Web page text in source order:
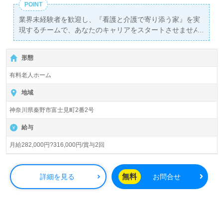
POINT
業界未経験者を歓迎し、『看護と介護で寄り添う家』を実
現するチームで、あなたのキャリアをスタートさせません
か？現在、介護職の正社員を募集しており、月給は
282,000円から316,000円、さらに年2回の賞与も支給され
る好条件です。勤務地は『秦野駅』から徒歩20分で、車通
勤も可能なので、アクセス面でも安心です。
入居定員30名のホスピス型住宅『ReHOPE秦野』では、全
室個室を完備し、利用者様一人ひとりに寄り添った対応が
可能です。私たちの施設は、ただの介護を提供するのでは
なく、ご利用者様やそのご家族と共に、心温まる時間を共
看護助手や介護職の経験がある方でも、共に成長し、感謝
の言葉が心に咲く瞬間を体験できる環境が整っています。
私たちのチームでは、24時間365日体制で、全ての職員が
心を込めてご利用者様の「生きること」に寄り添っていま
形態
有料老人ホーム
地域
神奈川県秦野市富士見町2番2号
給与
月給282,000円?316,000円/賞与2回
詳細を見る 無料 お問合せ